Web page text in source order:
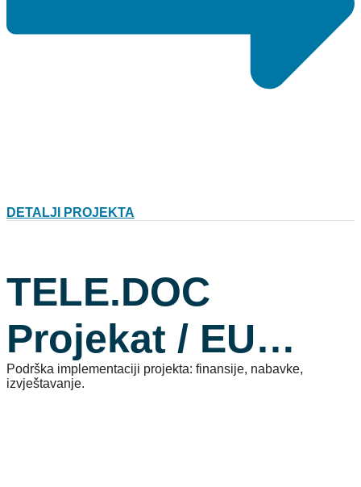
DETALJI PROJEKTA
TELE.DOC
Projekat / EU
Interreg IPA CBC
Podrška implementaciji projekta: finansije, nabavke,
izvještavanje.